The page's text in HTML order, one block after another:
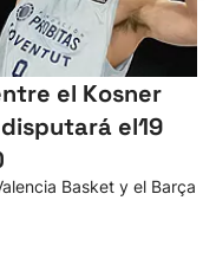
el Kosner
el19
Basket y el Barça